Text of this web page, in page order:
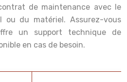
de maintenance avec le
ou du matériel. Assurez-vous
un support technique de
en cas de besoin.